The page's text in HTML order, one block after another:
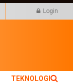
Login
TEKNOLOGI